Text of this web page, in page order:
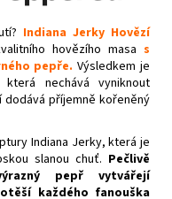
Indiana Jerky Hovězí
hovězího masa s
pepře. Výsledkem je
nechává vyniknout
příjemně kořeněný
Indiana Jerky, která je
slanou chuť. Pečlivě
pepř vytvářejí
každého fanouška